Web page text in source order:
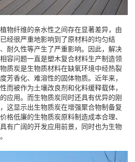
物纤维的亲水性之间存在显著差异，由
经很严重地影响到了原材料的均匀结
耐久性等产生了严重影响。因此，解决
容问题一直是塑木复合材料生产制造领
质炭是生物质材料在缺氧环境中经热裂
芳香化、难溶性的固体物质。近年来，
而被作为土壤改良剂和化料缓释载体，
应用。而生物质炭同时还具有优异的刚
这显示出生物质炭在增强聚合物制备复
格低廉的生物质炭原料制造成本合理、
具有广阔的开发应用前景，同时也为生物